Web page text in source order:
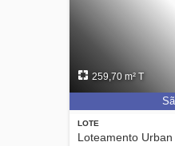
LOTE
Loteamento Urban
259,70 m² T